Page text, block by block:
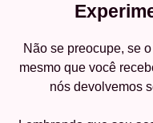
Não se preocupe, se
mesmo que você
nós devolvemos